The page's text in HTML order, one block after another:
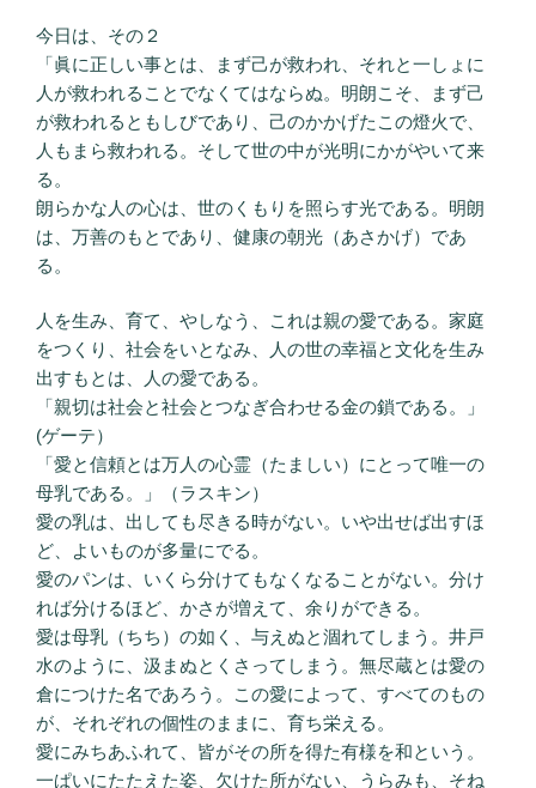
今日は、その２
「眞に正しい事とは、まず己が救われ、それと一しょに
人が救われることでなくてはならぬ。明朗こそ、まず己
が救われるともしびであり、己のかかげたこの燈火で、
人もまら救われる。そして世の中が光明にかがやいて来
る。
朗らかな人の心は、世のくもりを照らす光である。明朗
は、万善のもとであり、健康の朝光（あさかげ）であ
る。
人を生み、育て、やしなう、これは親の愛である。家庭
をつくり、社会をいとなみ、人の世の幸福と文化を生み
出すもとは、人の愛である。
「親切は社会と社会とつなぎ合わせる金の鎖である。」
(ゲーテ）
「愛と信頼とは万人の心霊（たましい）にとって唯一の
母乳である。」（ラスキン）
愛の乳は、出しても尽きる時がない。いや出せば出すほ
ど、よいものが多量にでる。
愛のパンは、いくら分けてもなくなることがない。分け
れば分けるほど、かさが増えて、余りができる。
愛は母乳（ちち）の如く、与えぬと涸れてしまう。井戸
水のように、汲まぬとくさってしまう。無尽蔵とは愛の
倉につけた名であろう。この愛によって、すべてのもの
が、それぞれの個性のままに、育ち栄える。
愛にみちあふれて、皆がその所を得た有様を和という。
一ぱいにたたえた姿、欠けた所がない、うらみも、そね